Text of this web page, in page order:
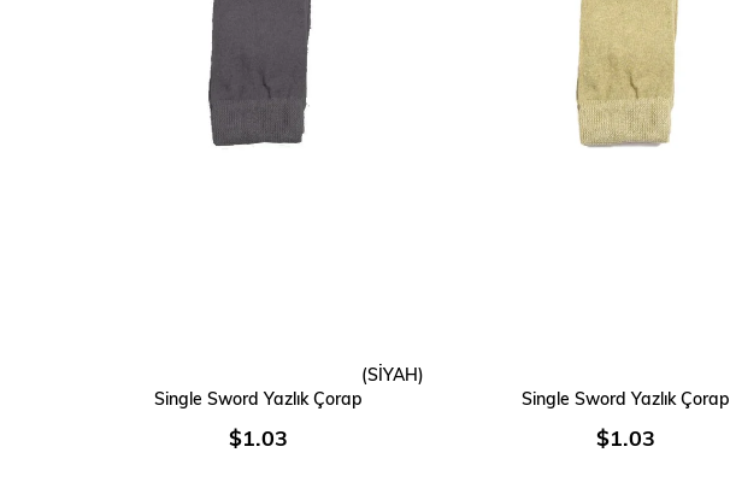
Single Sword Yazlık Çorap
(SİYAH)
$1.03
Single Sword Yazlık Çorap
$1.03